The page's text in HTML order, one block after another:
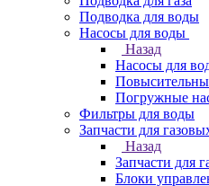
Подводка для воды
Насосы для воды
Назад
Насосы для
Погружные
Фильтры для воды
Запчасти для
Назад
Запчасти для
Блоки